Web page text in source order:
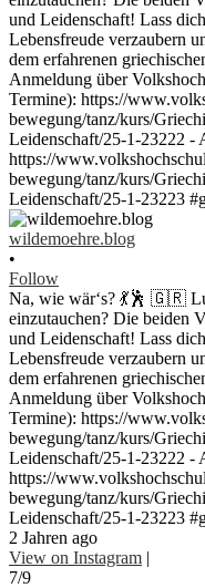
wildemoehre.blog
•
Follow
Na, wie wär‘s? 💃🕺 🇬🇷
einzutauchen? Die beiden
und Leidenschaft! Lass
Lebensfreude verzaubern
dem erfahrenen
Anmeldung über
Termine): https://
bewegung/tanz/kurs/
Leidenschaft/25-1-23222 -
https://
bewegung/tanz/kurs/
Leidenschaft/25-1-23223
2 Jahren ago
View on Instagram |
7/9